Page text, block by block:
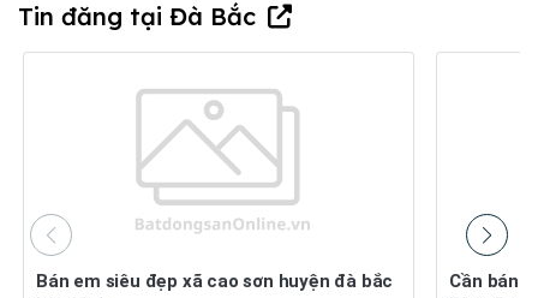
Tin đăng tại Đà Bắc
Bán em siêu đẹp xã cao sơn huyện đà bắc
Cần bán gấp lô đất cực đẹp mặt đường